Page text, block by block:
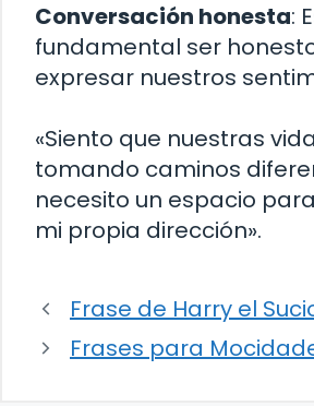
Conversación honesta:
fundamental ser
expresar nuestros
«Siento que nuestras
tomando caminos
necesito un espacio
mi propia dirección».
Frase de Harry el
Frases para